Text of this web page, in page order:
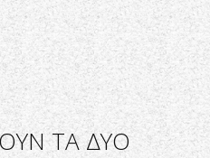
ΤΑ ΔΥΟ